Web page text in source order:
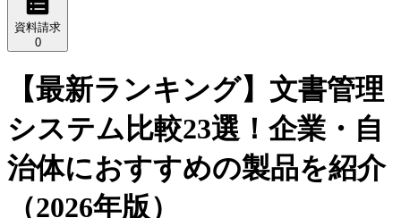
資料請求
0
【最新ランキング】文書管理
システム比較23選！企業・自
治体におすすめの製品を紹介
（2026年版）